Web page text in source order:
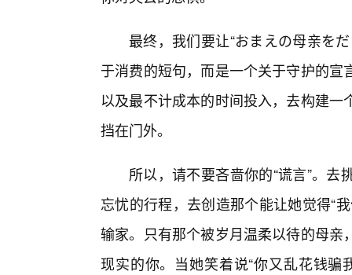
最终，我们要让“おまえの母亲を
于消费的短句，而是一个关于守护的
以及最不计成本的时间投入，去构建
挡在门外。
所以，请不要吝啬你的“谎言”。
忘忧的行程，去创造那个能让她觉得“
输家。只有那个被岁月温柔以待的母
现实的你。当她笑着说“你又乱花钱